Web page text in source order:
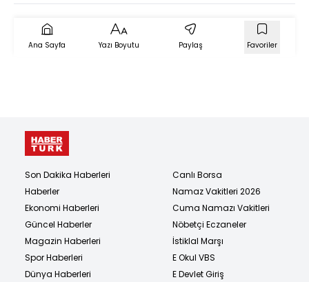
Cündübeyoğlu & Altan
Erkekli)
Ana Sayfa Yazı Boyutu Paylaş Favoriler
Son Dakika Haberleri
Haberler
Ekonomi Haberleri
Güncel Haberler
Magazin Haberleri
Spor Haberleri
Dünya Haberleri
Canlı Borsa
Namaz Vakitleri 2026
Cuma Namazı Vakitleri
Nöbetçi Eczaneler
İstiklal Marşı
E Okul VBS
E Devlet Giriş